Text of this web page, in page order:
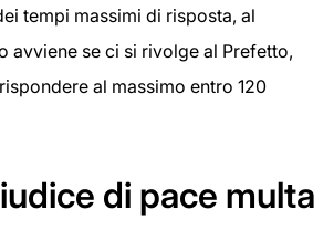
tempi massimi di risposta, al
avviene se ci si rivolge al Prefetto,
al massimo entro 120
di pace multa